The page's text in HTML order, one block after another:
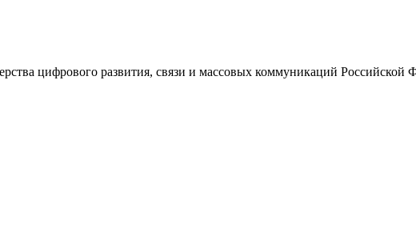
цифрового развития, связи и массовых коммуникаций Российской